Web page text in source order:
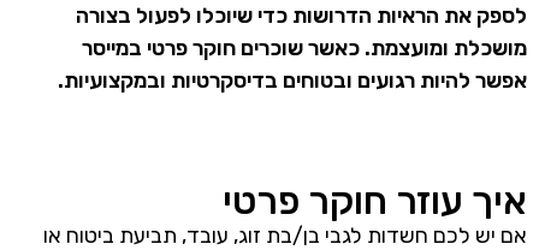
לספק את הראיות הדרושות כדי שיוכלו לפעול בצורה
מושכלת ומועצמת. כאשר שוכרים חוקר פרטי במייסר
אפשר להיות רגועים ובטוחים בדיסקרטיות ובמקצועיות.
איך עוזר חוקר פרטי
אם יש לכם חשדות לגבי בן/בת זוג, עובד, תביעת ביטוח או